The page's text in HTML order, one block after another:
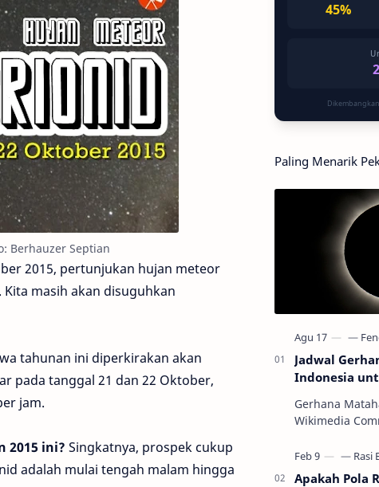
Berhauzer Septian
2015, pertunjukan hujan meteor
masih akan disuguhkan
tahunan ini diperkirakan akan
pada tanggal 21 dan 22 Oktober,
jam.
2015 ini? Singkatnya, prospek cukup
adalah mulai tengah malam hingga
45%
Paling Menarik
Jadwal
Indonesia
Gerhana
Wikimedia Commons Info
gerhana
22…
Apakah Pola